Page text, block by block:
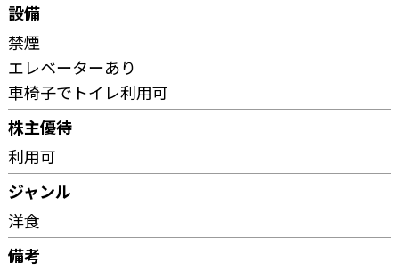
設備
禁煙
エレベーターあり
車椅子でトイレ利用可
株主優待
利用可
ジャンル
洋食
備考